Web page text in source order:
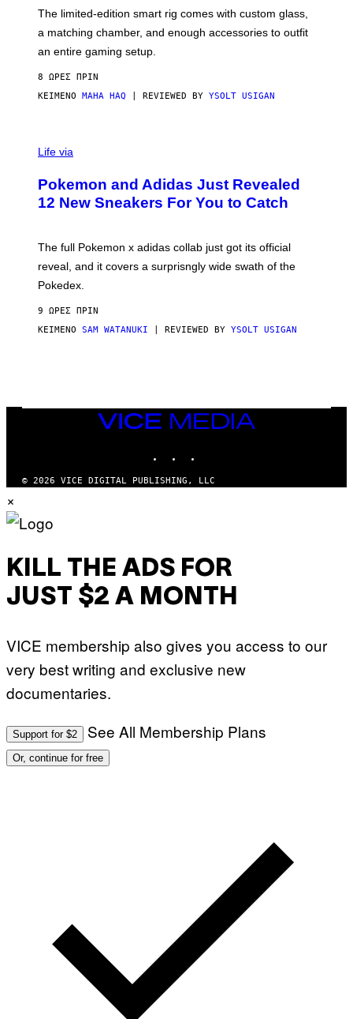
M
G
E
F
U
F
O
The limited-edition smart rig comes with custom glass,
a matching chamber, and enough accessories to outfit
an entire gaming setup.
8 ΏΡΕΣ ΠΡΙΝ
ΚΕΊΜΕΝΟ MAHA HAQ | REVIEWED BY YSOLT USIGAN
I
O
K
E
N
A
D
I
A
S
N
Life via
Pokemon and Adidas Just Revealed
12 New Sneakers For You to Catch
The full Pokemon x adidas collab just got its official
reveal, and it covers a surprisngly wide swath of the
Pokedex.
9 ΏΡΕΣ ΠΡΙΝ
ΚΕΊΜΕΝΟ SAM WATANUKI | REVIEWED BY YSOLT USIGAN
VICE
MEDIA
© 2026 VICE DIGITAL PUBLISHING, LLC
×
KILL THE ADS FOR
JUST $2 A MONTH
VICE membership also gives you access to our
very best writing and exclusive new
documentaries.
Support for $2 See All Membership Plans
Or, continue for free